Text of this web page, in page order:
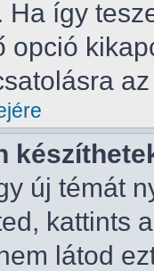
Ha így
opció
új témát
kattints
látod